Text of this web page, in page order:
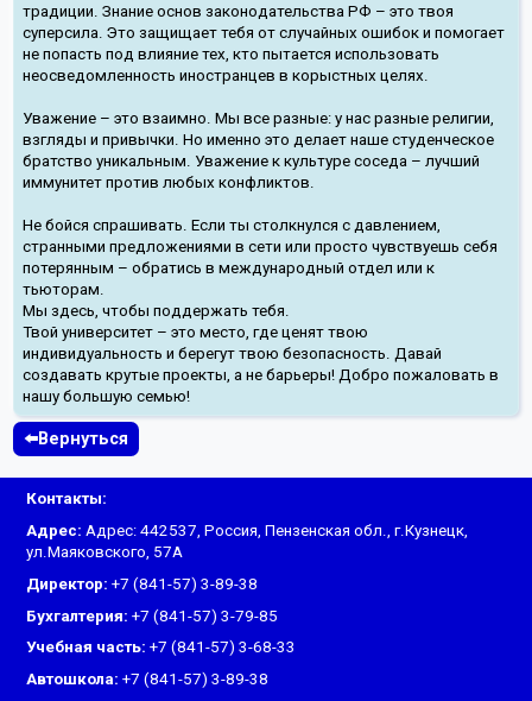
традиции. Знание основ законодательства РФ – это твоя
суперсила. Это защищает тебя от случайных ошибок и помогает
не попасть под влияние тех, кто пытается использовать
неосведомленность иностранцев в корыстных целях.
Уважение – это взаимно. Мы все разные: у нас разные религии,
взгляды и привычки. Но именно это делает наше студенческое
братство уникальным. Уважение к культуре соседа – лучший
иммунитет против любых конфликтов.
Не бойся спрашивать. Если ты столкнулся с давлением,
странными предложениями в сети или просто чувствуешь себя
потерянным – обратись в международный отдел или к
тьюторам.
Мы здесь, чтобы поддержать тебя.
Твой университет – это место, где ценят твою
индивидуальность и берегут твою безопасность. Давай
создавать крутые проекты, а не барьеры! Добро пожаловать в
нашу большую семью!
⬅️Вернуться
Контакты:
Адрес: Адрес: 442537, Россия, Пензенская обл., г.Кузнецк,
ул.Маяковского, 57А
Директор: +7 (841-57) 3-89-38
Бухгалтерия: +7 (841-57) 3-79-85
Учебная часть: +7 (841-57) 3-68-33
Автошкола: +7 (841-57) 3-89-38